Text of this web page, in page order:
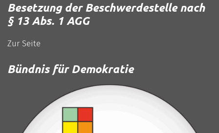
Besetzung der Beschwerdestelle nach
§ 13 Abs. 1 AGG
Zur Seite
Bündnis für Demokratie